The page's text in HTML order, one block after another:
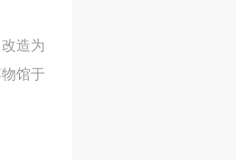
造为
馆于